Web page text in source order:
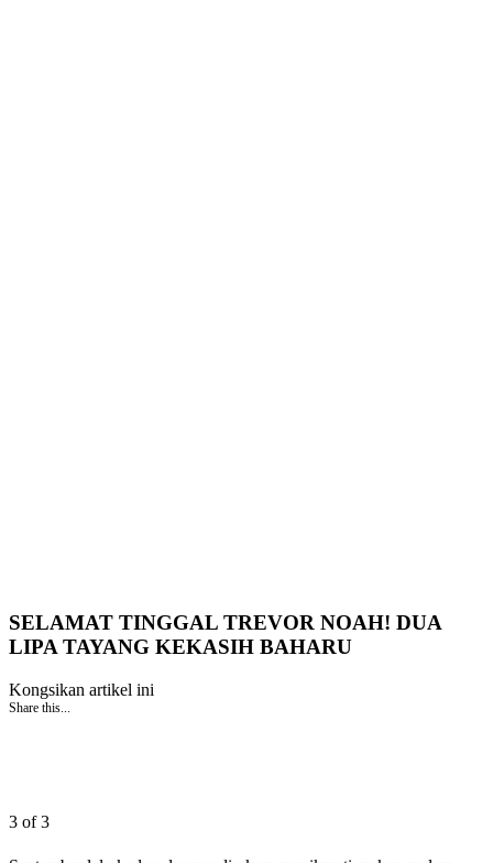
SELAMAT TINGGAL TREVOR NOAH! DUA
LIPA TAYANG KEKASIH BAHARU
Kongsikan artikel ini
Share this...
3 of 3